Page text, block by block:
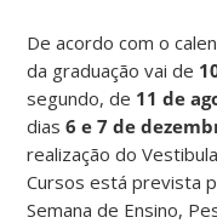
De acordo com o
da graduação vai de
segundo, de 11 de
dias6 e 7 de
realização do
Cursos está prevista
Semana de Ensino,